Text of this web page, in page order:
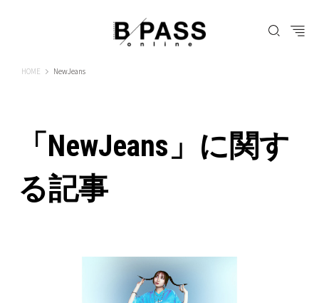
HOME B-PASS ONLINE
NewJeans
「NewJeans」に関す
る記事